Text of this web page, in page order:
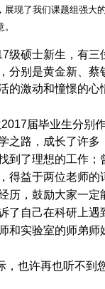
现了我们课题组强大
硕士新生，有三
分别是黄金新、
的激动和憧憬的心
届毕业生分别
之路， 成长了许多
到了理想的工作
得益于两位老师
历，鼓励大家一
了自己在科研上
和实验室的师弟
也许再也听不到